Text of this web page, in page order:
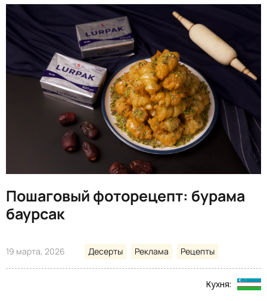
Пошаговый фоторецепт: бурама
баурсак
19 марта, 2026 Десерты Реклама Рецепты
Кухня: